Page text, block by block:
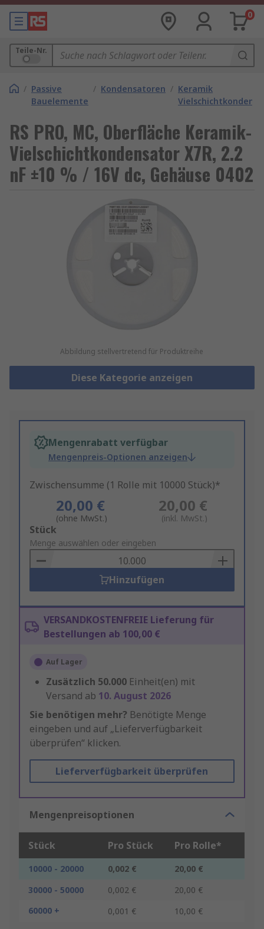
0
Teile-Nr.
/ Passive
Bauelemente
/ Kondensatoren / Keramik
RS PRO, MC, Oberfläche Keramik-
Vielschichtkondensator X7R, 2.2
nF ±10 % / 16V dc, Gehäuse 0402
Abbildung stellvertretend für Produktreihe
Diese Kategorie anzeigen
Mengenrabatt verfügbar
Mengenpreis-Optionen anzeigen
Zwischensumme (1 Rolle mit 10000 Stück)*
20,00 €
(ohne MwSt.)
20,00 €
(inkl. MwSt.)
Add
to
Basket
Stück
Menge auswählen oder eingeben
Hinzufügen
VERSANDKOSTENFREIE Lieferung für
Bestellungen ab 100,00 €
Auf Lager
Zusätzlich 50.000 Einheit(en) mit
Versand ab 10. August 2026
Sie benötigen mehr? Benötigte Menge
eingeben und auf „Lieferverfügbarkeit
überprüfen“ klicken.
Lieferverfügbarkeit überprüfen
Mengenpreisoptionen
Stück Pro Stück Pro Rolle*
10000 - 20000 0,002 €
20,00 €
30000 - 50000
0,002 €
20,00 €
60000 +
0,001 € 10,00 €